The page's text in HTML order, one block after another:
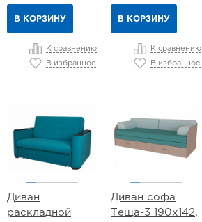
В КОРЗИНУ
К сравнению
В избранное
В КОРЗИНУ
К сравнению
В избранное
Диван
раскладной
Диван софа
Теща-3 190х142,